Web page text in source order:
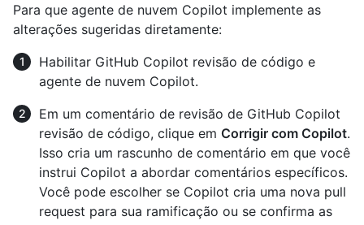
Para que agente de nuvem Copilot implemente as
alterações sugeridas diretamente:
Habilitar GitHub Copilot revisão de código e
agente de nuvem Copilot.
Em um comentário de revisão de GitHub Copilot
revisão de código, clique em Corrigir com Copilot.
Isso cria um rascunho de comentário em que você
instrui Copilot a abordar comentários específicos.
Você pode escolher se Copilot cria uma nova pull
request para sua ramificação ou se confirma as